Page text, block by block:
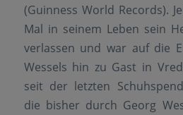
(Guinness World Records).
Mal in seinem Leben sein
verlassen und war auf die
Wessels hin zu Gast in
seit der letzten
die bisher durch Georg